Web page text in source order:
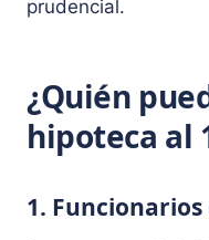
prudencial.
¿Quién
hipoteca al
1.